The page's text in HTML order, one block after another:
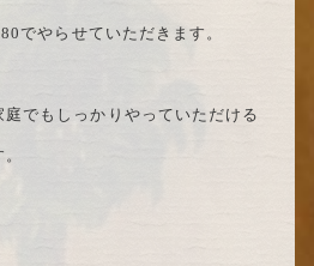
でやらせていただきます。
でもしっかりやっていただける